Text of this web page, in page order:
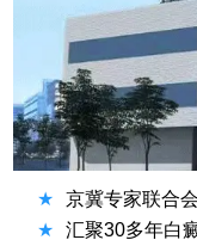
★ 京冀专家联合
★
汇聚30多年白